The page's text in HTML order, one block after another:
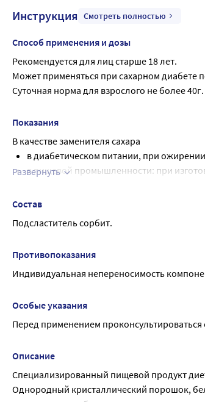
Инструкция Смотреть полностью
Способ применения и дозы
Рекомендуется для лиц старше 18 лет.
Может применяться при сахарном диабете
Суточная норма для взрослого не более 40г.
Показания
В качестве заменителя сахара
в диабетическом питании, при
в пищевой промышленности: при
в фармацевтической промышленности:
Развернуть
Состав
Подсластитель сорбит.
Противопоказания
Индивидуальная непереносимость
Особые указания
Перед применением проконсультироваться
Описание
Специализированный пищевой продукт
Однородный кристаллический порошок,